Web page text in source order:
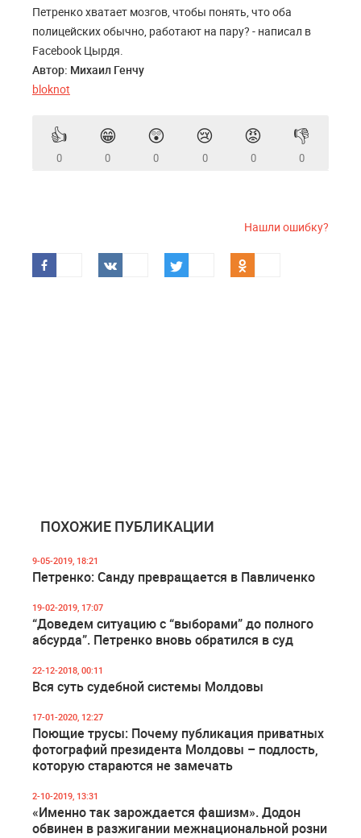
Петренко хватает мозгов, чтобы понять, что оба
полицейских обычно, работают на пару? - написал в
Facebook Цырдя.
Автор: Михаил Генчу
bloknot
👍
0
😁
0
😲
0
😢
0
😡
0
👎
0
Нашли ошибку?
ПОХОЖИЕ ПУБЛИКАЦИИ
9-05-2019, 18:21
Петренко: Санду превращается в Павличенко
19-02-2019, 17:07
“Доведем ситуацию с “выборами” до полного
абсурда”. Петренко вновь обратился в суд
22-12-2018, 00:11
Вся суть судебной системы Молдовы
17-01-2020, 12:27
Поющие трусы: Почему публикация приватных
фотографий президента Молдовы – подлость,
которую стараются не замечать
2-10-2019, 13:31
«Именно так зарождается фашизм». Додон
обвинен в разжигании межнациональной розни